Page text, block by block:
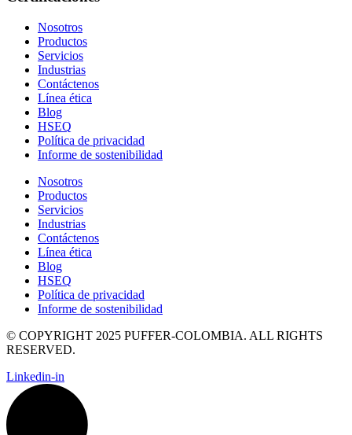
Nosotros
Productos
Servicios
Industrias
Contáctenos
Línea ética
Blog
HSEQ
Política de privacidad
Informe de sostenibilidad
Nosotros
Productos
Servicios
Industrias
Contáctenos
Línea ética
Blog
HSEQ
Política de privacidad
Informe de sostenibilidad
© COPYRIGHT 2025 PUFFER-COLOMBIA. ALL RIGHTS
RESERVED.
Linkedin-in